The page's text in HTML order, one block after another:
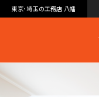
東京･埼玉の工務店 八幡